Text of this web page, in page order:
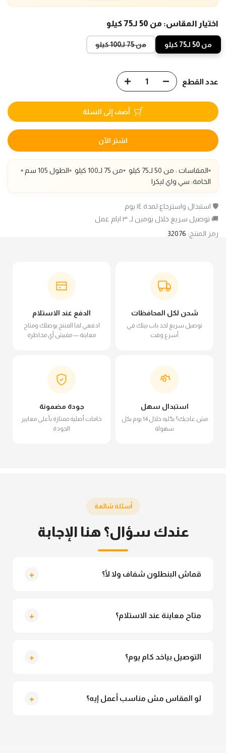
اختيار المقاس: من 50 لـ75 كيلو
من 50 لـ75 كيلو من 75 لـ100 كيلو
عدد القطع
أضف إلى السلة
اشتر الآن
▫️المقاسات : من 50 لـ75 كيلو ▫️من 75 لـ100 كيلو ▫️الطول 105 سم
▫️
الخامة: سي واي ليكرا
🛡️ استبدال واسترجاع لمدة ١٤ يوم
🚚 توصيل سريع خلال يومين لـ ٣ ايام عمل
رمز المنتج: 32076
شحن لكل المحافظات
توصيل سريع لحد باب بيتك في
أسرع وقت
الدفع عند الاستلام
ادفعي لما المنتج يوصلك ومتاح
معاينة — مفيش أي مخاطرة
استبدال سهل
مش عاجبك؟ بدّليه خلال 14 يوم بكل
سهولة
جودة مضمونة
خامات أصلية ممتازة بأعلى معايير
الجودة
أسئلة شائعة
عندك سؤال؟ هنا الإجابة
قماش البنطلون شفاف ولا لأ؟ +
متاح معاينة عند الاستلام؟ +
التوصيل بياخد كام يوم؟ +
لو المقاس مش مناسب أعمل إيه؟ +